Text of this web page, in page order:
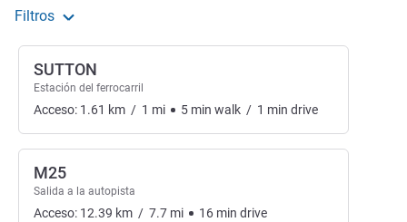
Filtros
SUTTON
Estación del ferrocarril
Acceso: 1.61 km / 1 mi 5 min walk / 1 min drive
M25
Salida a la autopista
Acceso: 12.39 km / 7.7 mi 16 min drive